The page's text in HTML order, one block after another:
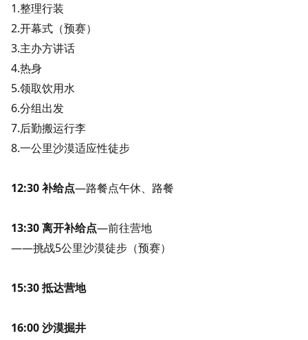
1.整理行装
2.开幕式（预赛）
3.主办方讲话
4.热身
5.领取饮用水
6.分组出发
7.后勤搬运行李
8.一公里沙漠适应性徒步
12:30 补给点—路餐点午休、路餐
13:30 离开补给点—前往营地
——挑战5公里沙漠徒步（预赛）
15:30 抵达营地
16:00 沙漠掘井